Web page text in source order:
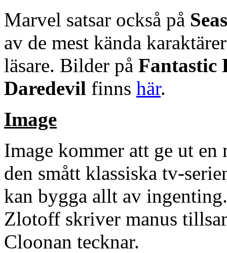
Marvel satsar också på
av de mest kända
läsare. Bilder på Fantastic
Daredevil finns här.
Image
Image kommer att ge ut en
den smått klassiska tv-
kan bygga allt av
Zlotoff skriver manus
Cloonan tecknar.